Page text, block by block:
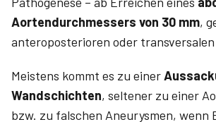
Aortendurchmessers von 30 mm,
anteroposterioren oder transversalen
Meistens kommt es zu einer
Wandschichten, seltener zu einer
bzw. zu falschen Aneurysmen, wenn